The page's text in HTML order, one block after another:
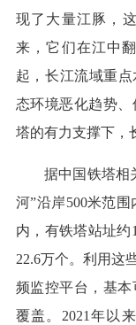
现了大量江豚，
来，它们在江中
起，长江流域重
态环境恶化趋势
塔的有力支撑下，
据中国铁塔相
河”沿岸500米范
内，有铁塔站址约
22.6万个。利用这
频监控平台，基
覆盖。2021年以